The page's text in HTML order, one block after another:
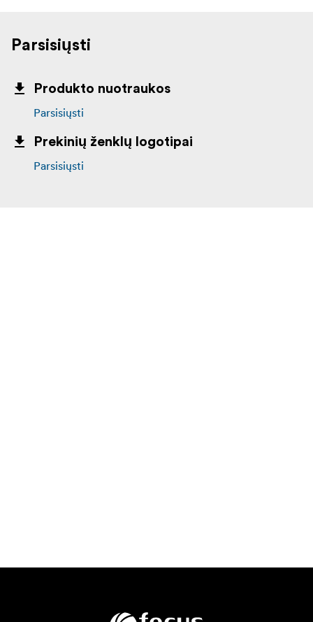
Parsisiųsti
Produkto nuotraukos
Parsisiųsti
Prekinių ženklų logotipai
Parsisiųsti